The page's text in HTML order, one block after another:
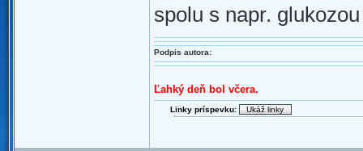
spolu s napr.
Podpis autora:
Ľahký deň bol včera.
Linky príspevku: